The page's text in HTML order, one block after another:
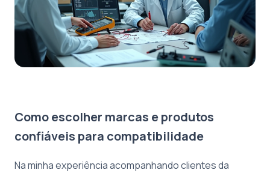
Como escolher marcas e produtos
confiáveis para compatibilidade
Na minha experiência acompanhando clientes da